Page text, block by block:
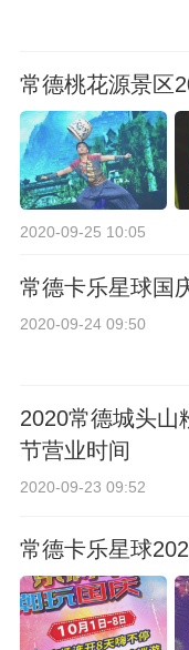
常德桃花源景区
2020-09-25 10:05
常德卡乐星球国
2020-09-24 09:50
2020常德城头山
节营业时间
2020-09-23 09:52
常德卡乐星球